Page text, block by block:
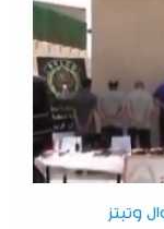
وتبتز